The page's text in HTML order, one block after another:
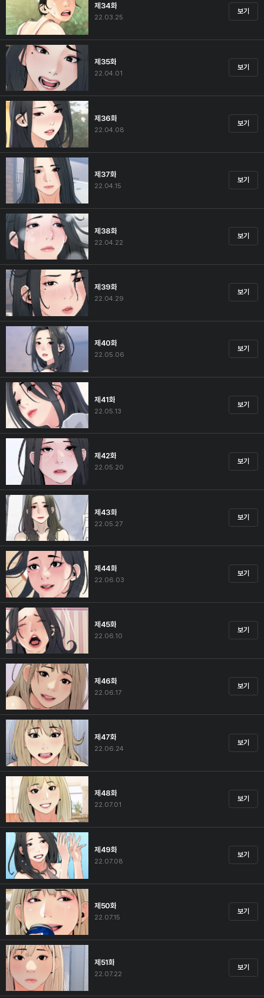
제34화
22.03.25
보기
제35화
22.04.01
보기
제36화
22.04.08
보기
제37화
22.04.15
보기
제38화
22.04.22
보기
제39화
22.04.29
보기
제40화
22.05.06
보기
제41화
22.05.13
보기
제42화
22.05.20
보기
제43화
22.05.27
보기
제44화
22.06.03
보기
제45화
22.06.10
보기
제46화
22.06.17
보기
제47화
22.06.24
보기
제48화
22.07.01
보기
제49화
22.07.08
보기
제50화
22.07.15
보기
제51화
22.07.22
보기